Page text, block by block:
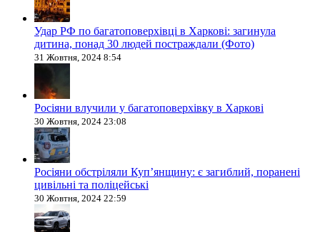
Удар РФ по багатоповерхівці в Харкові: загинула
дитина, понад 30 людей постраждали (Фото)
31 Жовтня, 2024 8:54
Росіяни влучили у багатоповерхівку в Харкові
30 Жовтня, 2024 23:08
Росіяни обстріляли Купʼянщину: є загиблий, поранені
цивільні та поліцейські
30 Жовтня, 2024 22:59